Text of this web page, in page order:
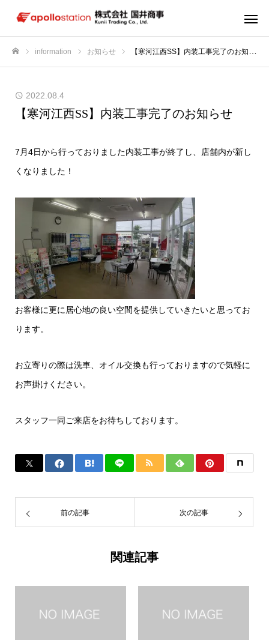
information お知らせ 【寒河江西SS】内装工事完了のお知らせ
2022.08.4
【寒河江西SS】内装工事完了のお知らせ
7月4日から行っておりました内装工事が終了し、店舗内が新し
くなりました！
お客様に更に居心地の良い空間を提供していきたいと思ってお
ります。
お立寄りの際は洗車、オイル交換も行っておりますので気軽に
お声掛けください。
スタッフ一同ご来店をお待ちしております。
前の記事 次の記事
関連記事